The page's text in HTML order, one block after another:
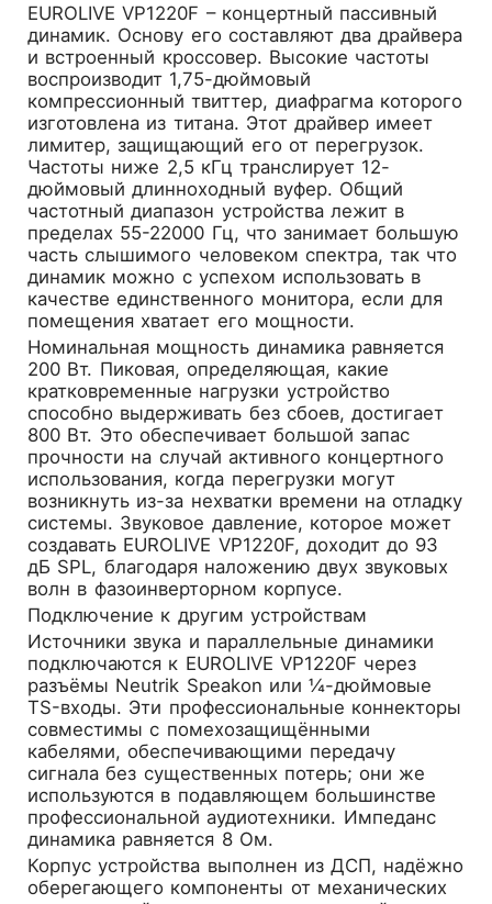
EUROLIVE VP1220F – концертный пассивный
динамик. Основу его составляют два драйвера
и встроенный кроссовер. Высокие частоты
воспроизводит 1,75-дюймовый
компрессионный твиттер, диафрагма которого
изготовлена из титана. Этот драйвер имеет
лимитер, защищающий его от перегрузок.
Частоты ниже 2,5 кГц транслирует 12-
дюймовый длинноходный вуфер. Общий
частотный диапазон устройства лежит в
пределах 55-22000 Гц, что занимает большую
часть слышимого человеком спектра, так что
динамик можно с успехом использовать в
качестве единственного монитора, если для
помещения хватает его мощности.
Номинальная мощность динамика равняется
200 Вт. Пиковая, определяющая, какие
кратковременные нагрузки устройство
способно выдерживать без сбоев, достигает
800 Вт. Это обеспечивает большой запас
прочности на случай активного концертного
использования, когда перегрузки могут
возникнуть из-за нехватки времени на отладку
системы. Звуковое давление, которое может
создавать EUROLIVE VP1220F, доходит до 93
дБ SPL, благодаря наложению двух звуковых
волн в фазоинверторном корпусе.
Подключение к другим устройствам
Источники звука и параллельные динамики
подключаются к EUROLIVE VP1220F через
разъёмы Neutrik Speakon или ¼-дюймовые
TS-входы. Эти профессиональные коннекторы
совместимы с помехозащищёнными
кабелями, обеспечивающими передачу
сигнала без существенных потерь; они же
используются в подавляющем большинстве
профессиональной аудиотехники. Импеданс
динамика равняется 8 Ом.
Корпус устройства выполнен из ДСП, надёжно
оберегающего компоненты от механических